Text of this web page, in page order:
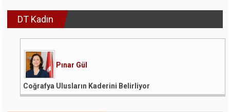
DT Kadın
Pınar Gül
Coğrafya Ulusların Kaderini Belirliyor